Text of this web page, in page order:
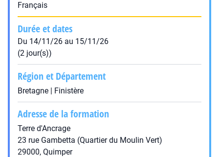
Français
Durée et dates
Du 14/11/26 au 15/11/26
(2 jour(s))
Région et Département
Bretagne | Finistère
Adresse de la formation
Terre d'Ancrage
23 rue Gambetta (Quartier du Moulin Vert)
29000, Quimper